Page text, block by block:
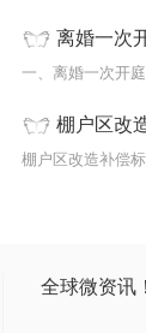
离婚一次开庭要多
棚户区改